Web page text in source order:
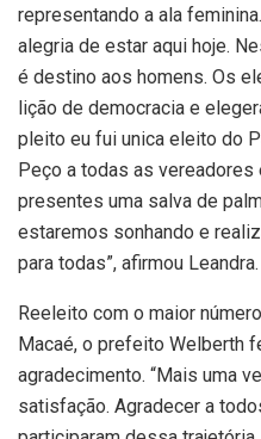
representando a ala
alegria de estar aqui hoje.
é destino aos homens. Os
lição de democracia e
pleito eu fui unica eleito do
Peço a todas as
presentes uma salva de
estaremos sonhando e
para todas”, afirmou Leandra.
Reeleito com o maior
Macaé, o prefeito Welberth
agradecimento. “Mais uma
satisfação. Agradecer a